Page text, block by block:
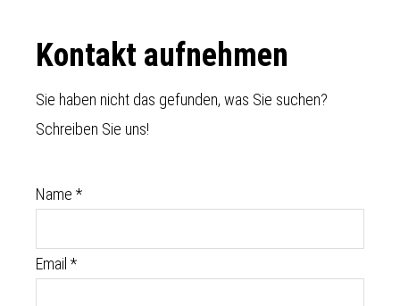
Footer
Kontakt aufnehmen
Sie haben nicht das gefunden, was Sie suchen?
Schreiben Sie uns!
Name *
Email *